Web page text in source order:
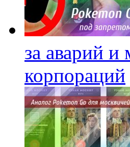
за аварий и
корпораций